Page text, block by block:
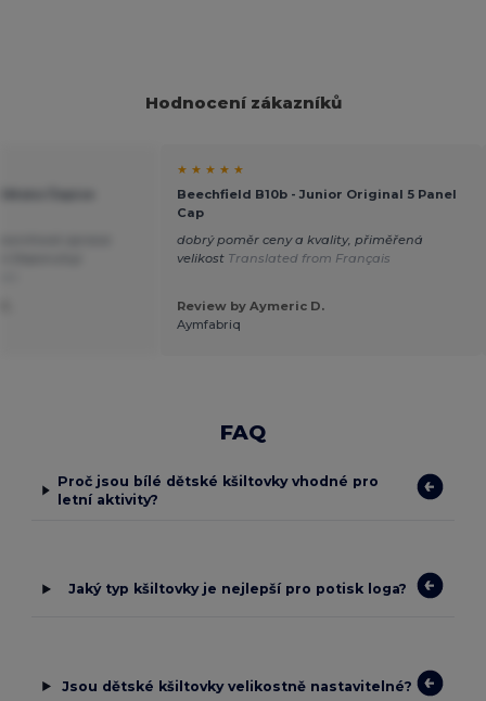
Hodnocení zákazníků
★ ★ ★ ★ ★
Beechfield B10b - Junior Original 5 Panel
Cap
dobrý poměr ceny a kvality, přiměřená
velikost Translated from Français
Review by Aymeric D.
Aymfabriq
FAQ
Proč jsou bílé dětské kšiltovky vhodné pro
letní aktivity?
Jaký typ kšiltovky je nejlepší pro potisk loga?
Jsou dětské kšiltovky velikostně nastavitelné?